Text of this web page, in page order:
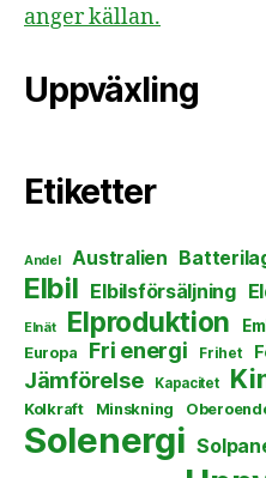
anger källan.
Uppväxling
Etiketter
Andel Australien
Elbil Elbilsförsäljning
Elnät Elproduktion
Europa Fri energi Frihet
Jämförelse Kapacitet
Kolkraft Minskning
Solenergi